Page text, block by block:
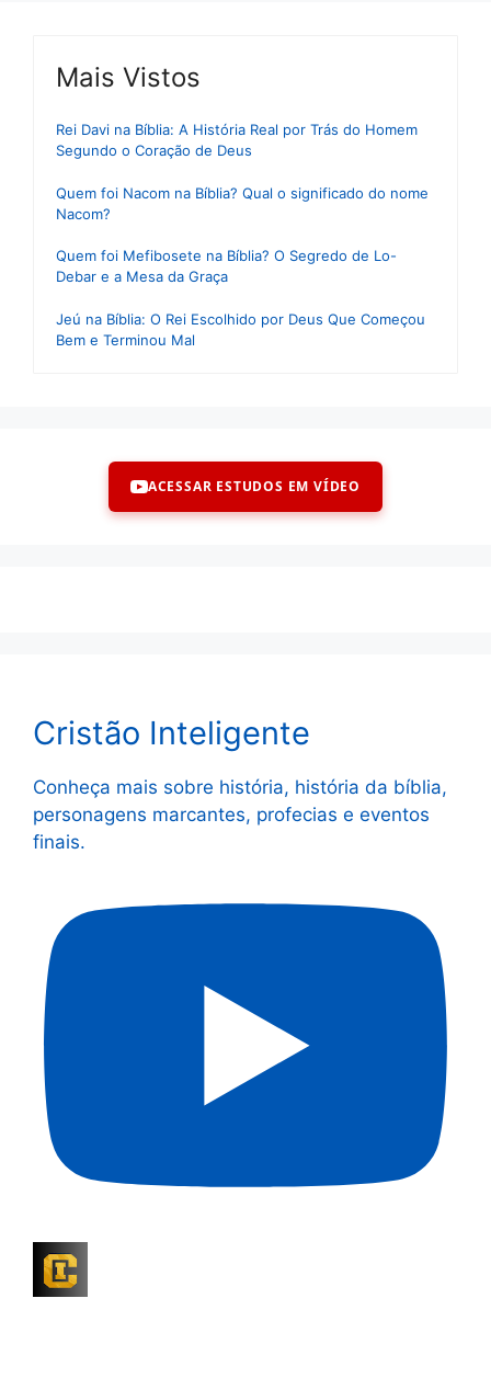
Mais Vistos
Rei Davi na Bíblia: A História Real por Trás do Homem
Segundo o Coração de Deus
Quem foi Nacom na Bíblia? Qual o significado do nome
Nacom?
Quem foi Mefibosete na Bíblia? O Segredo de Lo-
Debar e a Mesa da Graça
Jeú na Bíblia: O Rei Escolhido por Deus Que Começou
Bem e Terminou Mal
ACESSAR ESTUDOS EM VÍDEO
Cristão Inteligente
Conheça mais sobre história, história da bíblia,
personagens marcantes, profecias e eventos
finais.